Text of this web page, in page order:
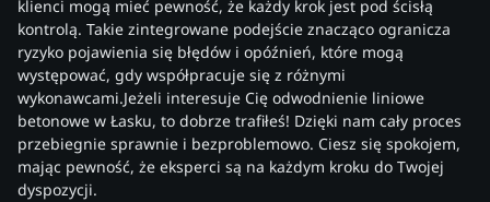
klienci mogą mieć pewność, że każdy krok jest pod ścisłą
kontrolą. Takie zintegrowane podejście znacząco ogranicza
ryzyko pojawienia się błędów i opóźnień, które mogą
występować, gdy współpracuje się z różnymi
wykonawcami.Jeżeli interesuje Cię odwodnienie liniowe
betonowe w Łasku, to dobrze trafiłeś! Dzięki nam cały proces
przebiegnie sprawnie i bezproblemowo. Ciesz się spokojem,
mając pewność, że eksperci są na każdym kroku do Twojej
dyspozycji.